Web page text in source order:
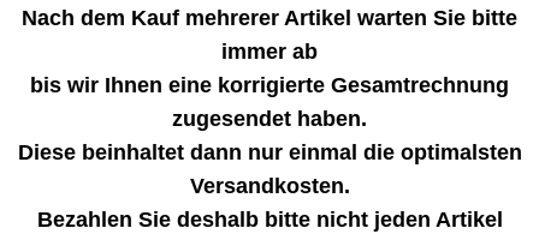
Nach dem Kauf mehrerer Artikel warten Sie bitte
immer ab
bis wir Ihnen eine korrigierte Gesamtrechnung
zugesendet haben.
Diese beinhaltet dann nur einmal die optimalsten
Versandkosten.
Bezahlen Sie deshalb bitte nicht jeden Artikel